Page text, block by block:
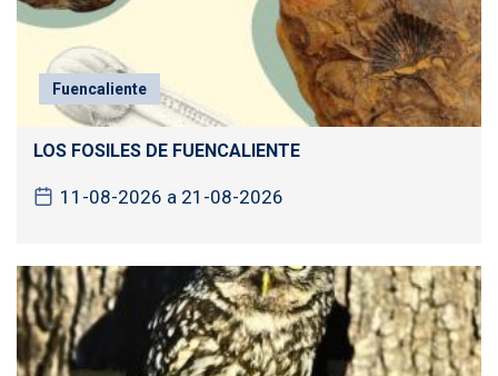
Fuencaliente
LOS FOSILES DE FUENCALIENTE
11-08-2026 a 21-08-2026